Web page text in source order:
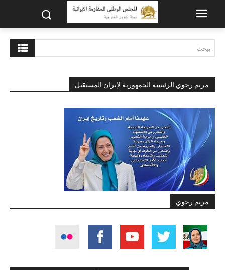
يبحث
مريم رجوي الرئيسة الجمهورية لإيران المستقبل
مريم رجوي